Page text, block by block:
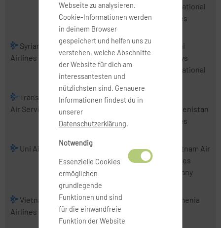
Airlines
International
Airlines
Syrian Arab
Airlines
Tajik Air
Thai
AirAsia
Thai
Airways
International
TransNusa
Air Services
Tri-MG Intra
Asia Airlines
Trigana Air
Turkmenistan
Airlines
Uni Air
Uzbekistan
Airways
VietJet Air
Vietnam Air
Services
Company
Vietnam
Airlines
Wings
Abadi Airlines
Xpressair Yemenia
Webseite zu analysieren.
Cookie-Informationen werden
in deinem Browser
gespeichert und helfen uns zu
verstehen, welche Abschnitte
der Website für dich am
interessantesten und
nützlichsten sind. Genauere
Informationen findest du in
unserer
Datenschutzerklärung.
Notwendig
Essenzielle Cookies
ermöglichen
grundlegende
Funktionen und sind
für die einwandfreie
Funktion der Website